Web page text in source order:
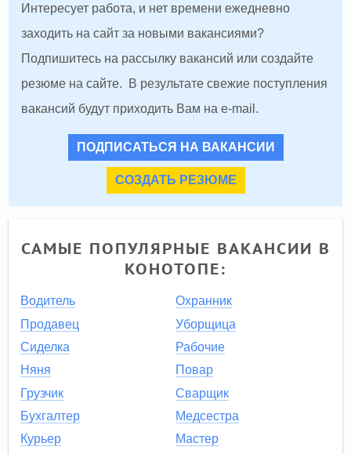
Интересует работа, и нет времени ежедневно
заходить на сайт за новыми вакансиями?
Подпишитесь на рассылку вакансий или создайте
резюме на сайте. В результате свежие поступления
вакансий будут приходить Вам на e-mail.
ПОДПИСАТЬСЯ НА ВАКАНСИИ
СОЗДАТЬ РЕЗЮМЕ
САМЫЕ ПОПУЛЯРНЫЕ ВАКАНСИИ В
КОНОТОПЕ:
Водитель
Охранник
Продавец
Уборщица
Сиделка
Рабочие
Няня
Повар
Грузчик
Сварщик
Бухгалтер
Медсестра
Курьер
Мастер